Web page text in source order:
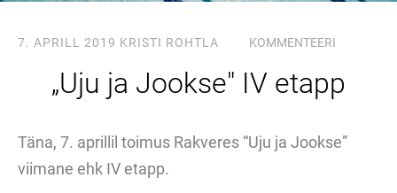
7. APRILL 2019 KRISTI ROHTLA KOMMENTEERI
„Uju ja Jookse" IV etapp
Täna, 7. aprillil toimus Rakveres “Uju ja Jookse”
viimane ehk IV etapp.